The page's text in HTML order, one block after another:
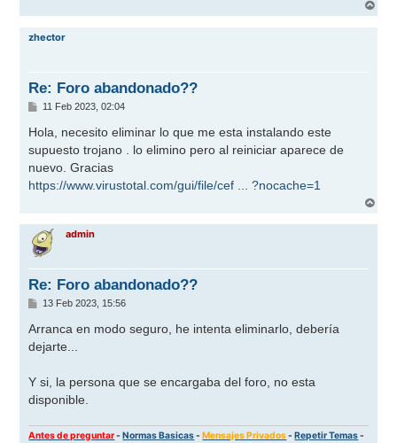
r
zhector
Re: Foro abandonado??
M
n
s
a
e
11 Feb 2023, 02:04
Hola, necesito eliminar lo que me esta instalando este
supuesto trojano . lo elimino pero al reiniciar aparece de
nuevo. Gracias
https://www.virustotal.com/gui/file/cef ... ?nocache=1
r
admin
Re: Foro abandonado??
M
n
a
13 Feb 2023, 15:56
Arranca en modo seguro, he intenta eliminarlo, debería
dejarte...
Y si, la persona que se encargaba del foro, no esta
disponible.
Antes de preguntar-Normas Basicas-Mensajes Privados-Repetir Temas-